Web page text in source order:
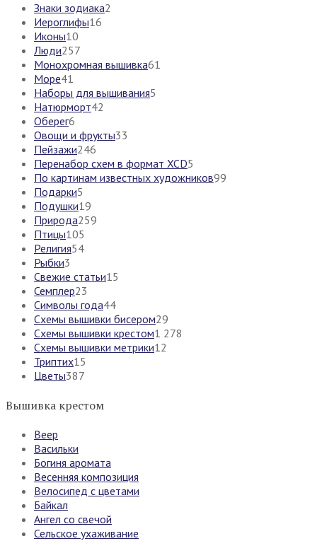
Знаки зодиака2
Иероглифы16
Иконы10
Люди257
Монохромная вышивка61
Море41
Наборы для вышивания5
Натюрморт42
Оберег6
Овощи и фрукты33
Пейзажи246
Перенабор схем в формат XCD5
По картинам известных художников99
Подарки5
Подушки19
Природа259
Птицы105
Религия54
Рыбки3
Свежие статьи15
Семплер23
Символы года44
Схемы вышивки бисером29
Схемы вышивки крестом1 278
Схемы вышивки метрики12
Триптих15
Цветы387
Вышивка крестом
Веер
Васильки
Богиня аромата
Весенняя композиция
Велосипед с цветами
Байкал
Ангел со свечой
Сельское ухаживание